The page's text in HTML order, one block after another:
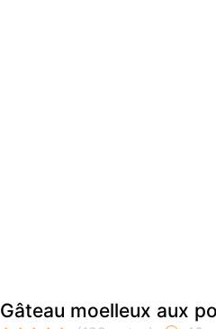
Gâteau moelleux aux